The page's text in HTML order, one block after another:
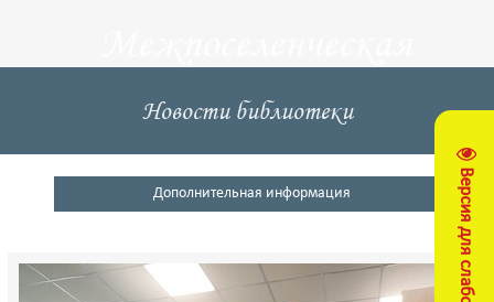
центральная
библиотека
Кущевский район
Новости библиотеки
Дополнительная информация